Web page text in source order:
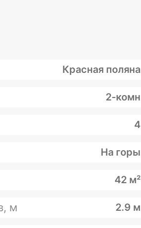
Красная поляна
2-комн
4
На горы
42 м²
м 2.9 м